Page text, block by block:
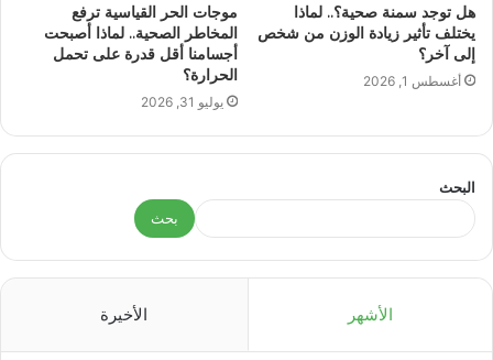
هل توجد سمنة صحية؟.. لماذا
يختلف تأثير زيادة الوزن من شخص
إلى آخر؟
أغسطس 1, 2026
موجات الحر القياسية ترفع
المخاطر الصحية.. لماذا أصبحت
أجسامنا أقل قدرة على تحمل
الحرارة؟
يوليو 31, 2026
البحث
بحث
الأشهر الأخيرة